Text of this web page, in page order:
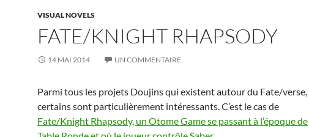
VISUAL NOVELS
FATE/KNIGHT RHAPSODY
14 MAI 2014 UN COMMENTAIRE
Parmi tous les projets Doujins qui existent autour du Fate/verse,
certains sont particulièrement intéressants. C’est le cas de
Fate/Knight Rhapsody, un Otome Game se passant à l’époque de